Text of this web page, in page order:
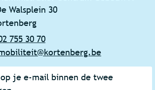
Walsplein 30
755 30 70
@kortenberg.be
je e-mail binnen de twee